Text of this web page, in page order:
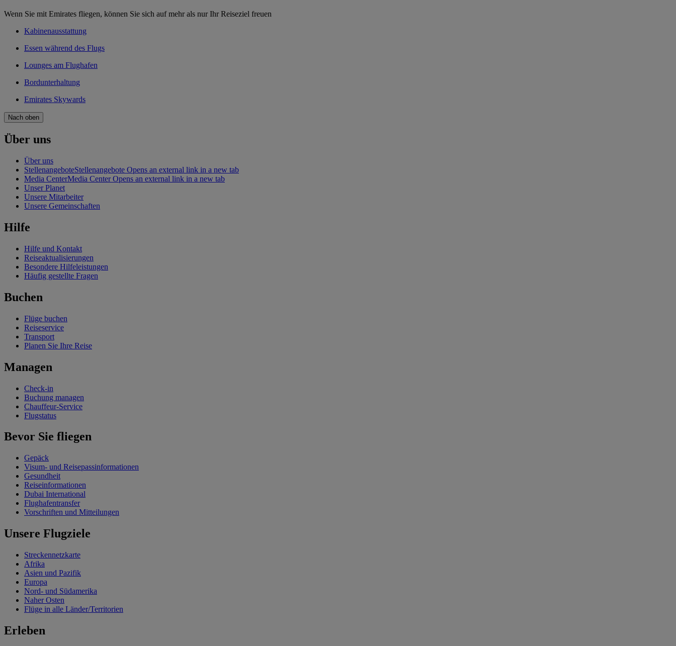
Wenn Sie mit Emirates fliegen, können Sie sich auf mehr als nur Ihr Reiseziel freuen
Kabinenausstattung
Essen während des Flugs
Lounges am Flughafen
Bordunterhaltung
Emirates Skywards
Nach oben
Über uns
Über uns
StellenangeboteStellenangebote Opens an external link in a new tab
Media CenterMedia Center Opens an external link in a new tab
Unser Planet
Unsere Mitarbeiter
Unsere Gemeinschaften
Hilfe
Hilfe und Kontakt
Reiseaktualisierungen
Besondere Hilfeleistungen
Häufig gestellte Fragen
Buchen
Flüge buchen
Reiseservice
Transport
Planen Sie Ihre Reise
Managen
Check-in
Buchung managen
Chauffeur-Service
Flugstatus
Bevor Sie fliegen
Gepäck
Visum- und Reisepassinformationen
Gesundheit
Reiseinformationen
Dubai International
Flughafentransfer
Vorschriften und Mitteilungen
Unsere Flugziele
Streckennetzkarte
Afrika
Asien und Pazifik
Europa
Nord- und Südamerika
Naher Osten
Flüge in alle Länder/Territorien
Erleben